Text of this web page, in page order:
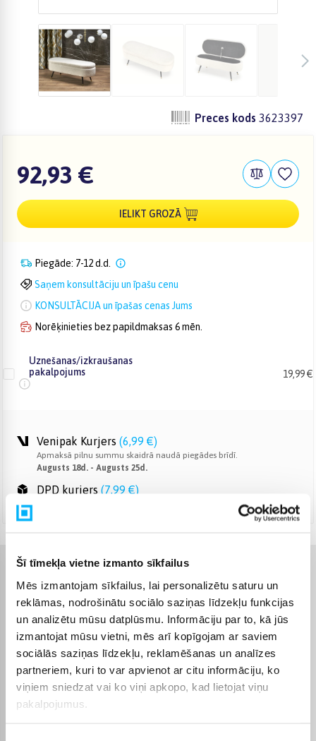
Šī tīmekļa vietne izmanto sīkfailus
Mēs izmantojam sīkfailus, lai personalizētu saturu un
reklāmas, nodrošinātu sociālo saziņas līdzekļu funkcijas
un analizētu mūsu datplūsmu. Informāciju par to, kā jūs
izmantojat mūsu vietni, mēs arī kopīgojam ar saviem
sociālās saziņas līdzekļu, reklamēšanas un analīzes
partneriem, kuri to var apvienot ar citu informāciju, ko
viņiem sniedzat vai ko viņi apkopo, kad lietojat viņu
pakalpojumus.
Preces kods 3623397
92,93 €
IELIKT GROZĀ
Piegāde: 7-12 d.d.
Saņem konsultāciju un īpašu cenu
KONSULTĀCIJA un īpašas cenas Jums
Norēķinieties bez papildmaksas 6 mēn.
Uznešanas/izkraušanas
pakalpojums
19,99 €
Venipak Kurjers (6,99 €)
Apmaksā pilnu summu skaidrā naudā piegādes brīdī.
Augusts 18d. - Augusts 25d.
DPD kurjers (7,99 €)
Ražotājs Halmar
Garantijas laiks 24 mēn.
Komplektēšanas valsts Ķīna